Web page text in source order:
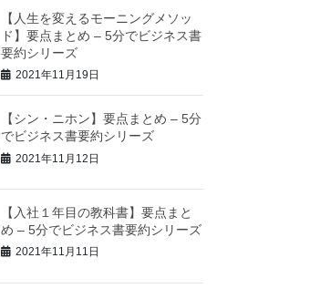
【人生を変えるモーニングメソッ
ド】要点まとめ – 5分でビジネス書
要約シリーズ
2021年11月19日
【シン・ニホン】要点まとめ – 5分
でビジネス書要約シリーズ
2021年11月12日
【入社１年目の教科書】要点まと
め – 5分でビジネス書要約シリーズ
2021年11月11日